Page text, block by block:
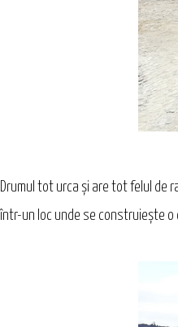
Drumul tot urca și are tot felul de
într-un loc unde se construiește